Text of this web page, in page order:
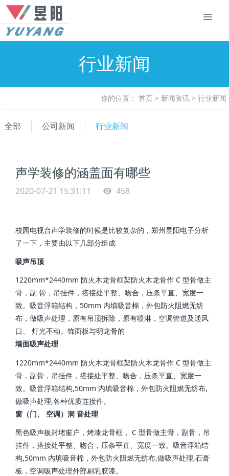
行业新闻
你的位置： 首页 > 新闻资讯 > 行业新闻
全部 公司新闻 行业新闻
声学装修的涵盖面有哪些
2020-07-21 15:31:11 458
校园电视台声学装修的时候是比较复杂的，郑州昱阳电子分析
了一下，主要由以下几部分组成
吸声吊顶
1220mm*2440mm 防火木龙骨框架防火木龙骨作 C 型骨做主
骨，副 骨，吊挂件，搭接处平整、吻合，压条平直、宽度一
致。吸音浮箱结构，50mm 内填吸音棉，外包防火阻燃无纺
布，做吸声处理，原有吊顶拆除，原有喷淋，空调管道及通风
口、 灯光不动。饰面板与明龙骨的
墙面吸声处理
1220mm*2440mm 防火木龙骨框架防火木龙骨作 C 型骨做主
骨，副骨，吊挂件，搭接处平整、吻合，压条平直、宽度一
致。吸音浮箱结构,50mm 内填吸音棉，外包防火阻燃无纺布,
做吸声处理,各种优质连接件。
窗（门、 空调）洞 音处理
黑色吸声板封堵窗户，烤漆龙骨框， C 型骨做主骨，副骨，吊
挂件，搭接处平整、吻合，压条平直、宽度一致。吸音浮箱结
构,50mm 内填吸音棉，外包防火阻燃无纺布,做吸声处理,石膏
板，空调吸声处理外部刷乳胶漆。